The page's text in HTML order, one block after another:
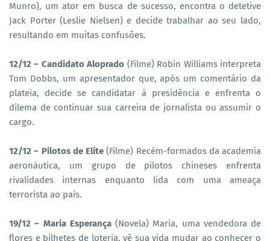
Munro), um ator em busca de sucesso, encontra o detetive
Jack Porter (Leslie Nielsen) e decide trabalhar ao seu lado,
resultando em muitas confusões.
12/12 – Candidato Aloprado (Filme) Robin Williams interpreta
Tom Dobbs, um apresentador que, após um comentário da
plateia, decide se candidatar à presidência e enfrenta o
dilema de continuar sua carreira de jornalista ou assumir o
cargo.
12/12 – Pilotos de Elite (Filme) Recém-formados da academia
aeronáutica, um grupo de pilotos chineses enfrenta
rivalidades internas enquanto lida com uma ameaça
terrorista ao país.
19/12 – Maria Esperança (Novela) Maria, uma vendedora de
flores e bilhetes de loteria, vê sua vida mudar ao conhecer o